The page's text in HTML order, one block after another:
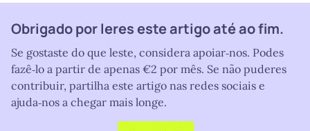
Obrigado por leres este artigo até ao fim.
Se gostaste do que leste, considera apoiar‑nos. Podes
fazê‑lo a partir de apenas €2 por mês. Se não puderes
contribuir, partilha este artigo nas redes sociais e
ajuda‑nos a chegar mais longe.